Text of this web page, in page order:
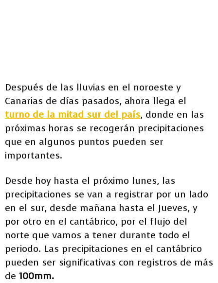
Después de las lluvias en el noroeste y
Canarias de días pasados, ahora llega el
turno de la mitad sur del país, donde en las
próximas horas se recogerán precipitaciones
que en algunos puntos pueden ser
importantes.
Desde hoy hasta el próximo lunes, las
precipitaciones se van a registrar por un lado
en el sur, desde mañana hasta el Jueves, y
por otro en el cantábrico, por el flujo del
norte que vamos a tener durante todo el
periodo. Las precipitaciones en el cantábrico
pueden ser significativas con registros de más
de 100mm.